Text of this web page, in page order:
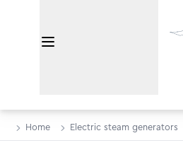
Home Electric steam generators